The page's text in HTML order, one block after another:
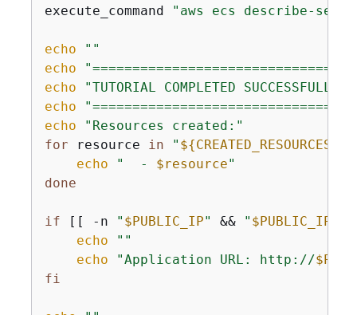
execute_command
"aws ecs describe-
echo
""
echo
echo
"TUTORIAL COMPLETED SUCCESSFULLY"
echo
echo
"Resources created:"
for resource in " ${
echo
"  - $resource"
done
if [[ -n " $PUBLIC_IP" && " $PUBLIC_IP
echo
""
echo
"Application URL: http://
fi